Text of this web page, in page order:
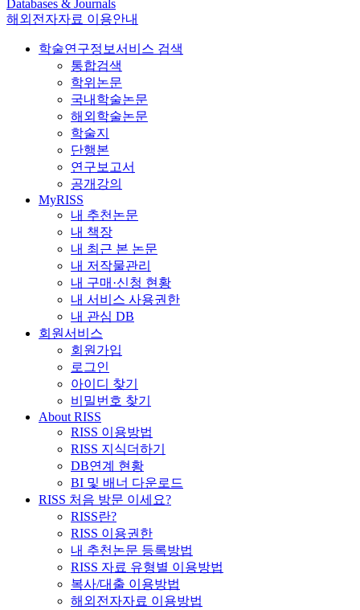
Databases & Journals
해외전자자료 이용안내
학술연구정보서비스 검색
통합검색
학위논문
국내학술논문
해외학술논문
학술지
단행본
연구보고서
공개강의
MyRISS
내 추천논문
내 책장
내 최근 본 논문
내 저작물관리
내 구매·신청 현황
내 서비스 사용권한
내 관심 DB
회원서비스
회원가입
로그인
아이디 찾기
비밀번호 찾기
About RISS
RISS 이용방법
RISS 지식더하기
DB연계 현황
BI 및 배너 다운로드
RISS 처음 방문 이세요?
RISS란?
RISS 이용권한
내 추천논문 등록방법
RISS 자료 유형별 이용방법
복사/대출 이용방법
해외전자자료 이용방법